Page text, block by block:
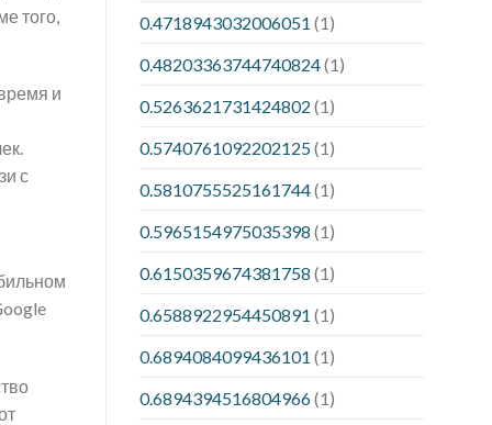
того,
и
с
0.4718943032006051 (1)
0.48203363744740824(1)
0.5263621731424802 (1)
0.5740761092202125(1)
0.5810755525161744(1)
0.5965154975035398 (1)
0.6150359674381758 (1)
0.6588922954450891 (1)
0.6894084099436101 (1)
0.6894394516804966(1)